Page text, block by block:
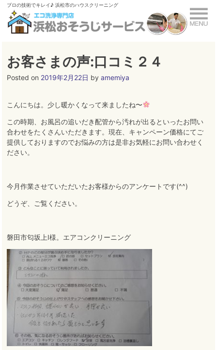
Skip
content
ブロの技術でキレイ♪ 浜松市のハウスクリーニング
お客さまの声:口コミ２４
Posted on 2019年2月22日 byamemiya
こんにちは。少し暖かくなって来ましたね〜
この時期、お風呂の追いだき配管から汚れが出るといったお問い
合わせをたくさんいただきます。現在、キャンペーン価格にてご
提供しておりますのでお悩みの方は是非お気軽にお問い合わせく
ださい。
今月作業させていただいたお客様からのアンケートです(^^)
どうぞ、ご覧ください。
磐田市匂坂上I様。エアコンクリーニング